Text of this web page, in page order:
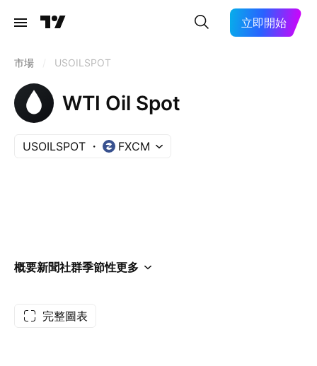
立即開始
市場 USOILSPOT
WTI Oil Spot
USOILSPOT FXCM
概要新聞社群季節性更多
完整圖表